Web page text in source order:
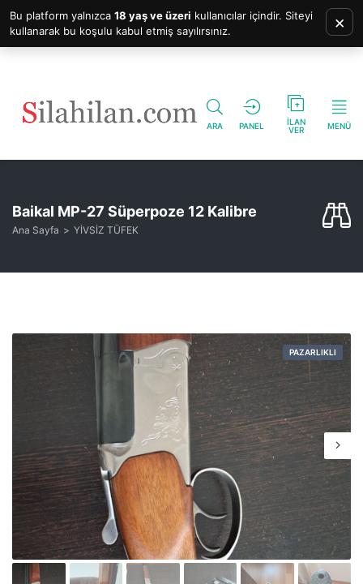
ARA PANEL
İLAN
VER
MENÜ
Baikal MP-27 Süperpoze 12 Kalibre
Ana Sayfa YİVSİZ TÜFEK
PAZARLIKLI
Bu platform yalnızca 18 yaş ve üzeri kullanıcılar içindir. Siteyi
kullanarak bu koşulu kabul etmiş sayılırsınız.
×